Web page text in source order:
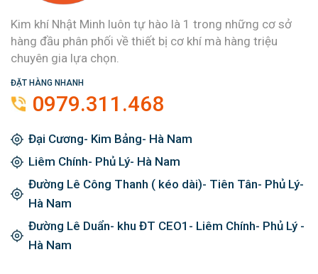
Kim khí Nhật Minh luôn tự hào là 1 trong những cơ sở
hàng đầu phân phối về thiết bị cơ khí mà hàng triệu
chuyên gia lựa chọn.
ĐẶT HÀNG NHANH
0979.311.468
Đại Cương- Kim Bảng- Hà Nam
Liêm Chính- Phủ Lý- Hà Nam
Đường Lê Công Thanh ( kéo dài)- Tiên Tân- Phủ Lý-
Hà Nam
Đường Lê Duẩn- khu ĐT CEO1- Liêm Chính- Phủ Lý -
Hà Nam